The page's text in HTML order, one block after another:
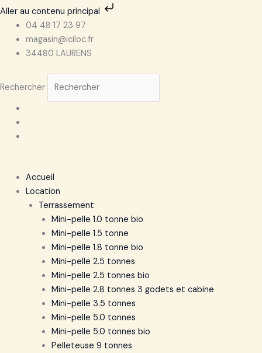
Aller au contenu principal
Aller
04 48 17 23 97
magasin@iciloc.fr
34480 LAURENS
Rechercher
Accueil
Location
Terrassement
Mini-pelle 1.0 tonne bio
Mini-pelle 1.5 tonne
Mini-pelle 1.8 tonne bio
Mini-pelle 2.5 tonnes
Mini-pelle 2.5 tonnes bio
Mini-pelle 2.8 tonnes 3 godets et cabine
Mini-pelle 3.5 tonnes
Mini-pelle 5.0 tonnes
Mini-pelle 5.0 tonnes bio
Pelleteuse 9 tonnes